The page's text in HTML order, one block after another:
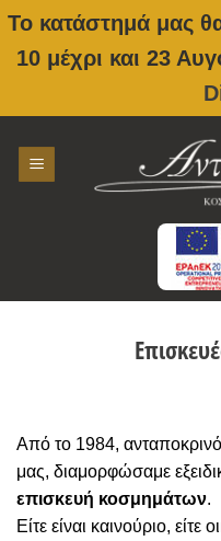
Το κατάστημά μας
10 μέχρι και 23
content
Από το 1984,
μας, διαμορφώσαμε
επισκευή κοσμημάτων.
Είτε είναι καινούριο, είτε